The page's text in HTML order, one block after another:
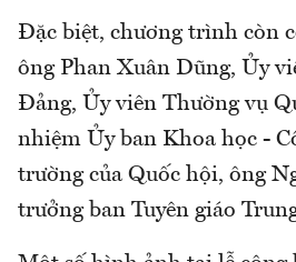
Đặc biệt, chương trình còn
ông Phan Xuân Dũng, Ủy
Đảng, Ủy viên Thường vụ
nhiệm Ủy ban Khoa học -
trường của Quốc hội, ông
trưởng ban Tuyên giáo